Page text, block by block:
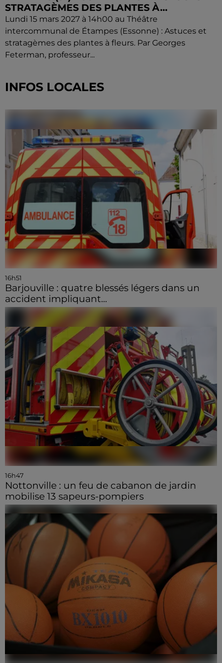
STRATAGÈMES DES PLANTES À...
Lundi 15 mars 2027 à 14h00 au Théâtre
intercommunal de Étampes (Essonne) : Astuces et
stratagèmes des plantes à fleurs. Par Georges
Feterman, professeur...
INFOS LOCALES
16h51
Barjouville : quatre blessés légers dans un
accident impliquant...
16h47
Nottonville : un feu de cabanon de jardin
mobilise 13 sapeurs-pompiers